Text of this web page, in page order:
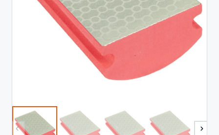
Yhteystiedot